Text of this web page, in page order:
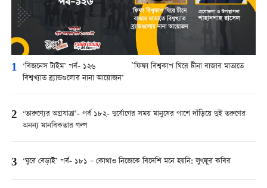
1 ‘বিজনেস টাইম’ পর্ব- ১২৬ `ফিফা বিশ্বকাপ ঘিরে চীনা বাজার মাতাতে
বিশ্বখ্যাত ব্র্যান্ডগুলোর নানা আয়োজন’
2 ‘তারুণ্যের অগ্রযাত্রা’- পর্ব ১৮২- দুর্যোগের সময় মানুষের পাশে দাঁড়িয়ে দুই তরুণের
অনন্য মানবিকতার গল্প
3 ‘ঘুরে বেড়াই’ পর্ব- ১৮১ – কোথাও নিজেকে বিদেশি মনে হয়নি: লুৎফুর কবির